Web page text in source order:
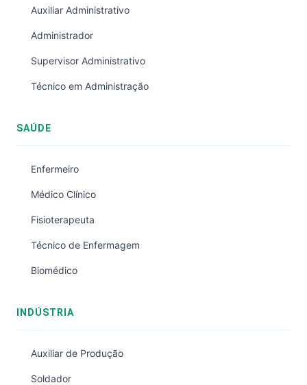
Auxiliar Administrativo
Administrador
Supervisor Administrativo
Técnico em Administração
SAÚDE
Enfermeiro
Médico Clínico
Fisioterapeuta
Técnico de Enfermagem
Biomédico
INDÚSTRIA
Auxiliar de Produção
Soldador